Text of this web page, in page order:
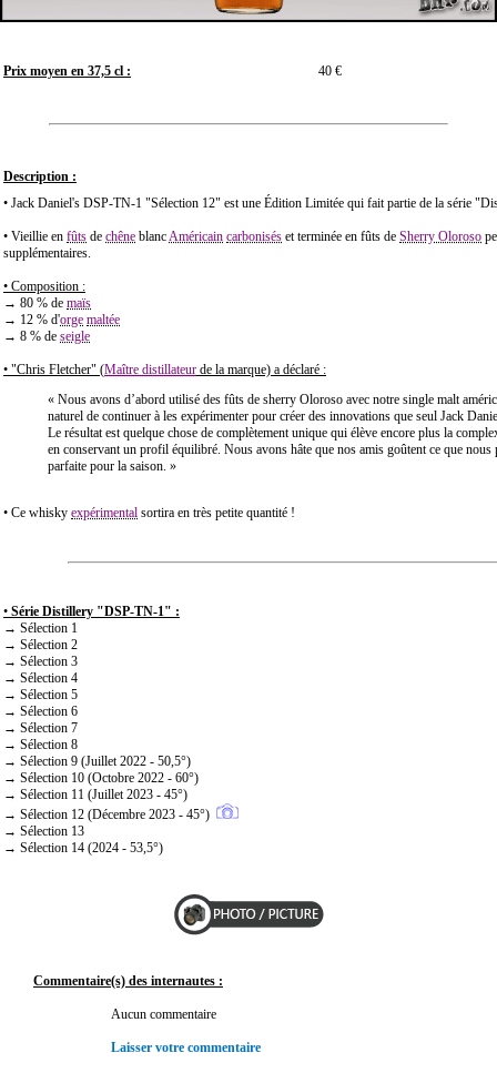
Prix moyen en 37,5 cl : 40 €
Description :
• Jack Daniel's DSP-TN-1 "Sélection 12" est une Édition Limitée qui fait partie de la série
• Vieillie en fûts de chêne blancAméricain carbonisés et terminée en fûts de Sherry Oloroso
supplémentaires.
• Composition :
→ 80 % de maïs
→ 12 % d'orge maltée
→ 8 % de seigle
• "Chris Fletcher" (Maître distillateur de la marque) a déclaré :
« Nous avons d’abord utilisé des fûts de sherry Oloroso avec notre single malt
naturel de continuer à les expérimenter pour créer des innovations que seul Jack
Le résultat est quelque chose de complètement unique qui élève encore plus la
en conservant un profil équilibré. Nous avons hâte que nos amis goûtent ce que nous
parfaite pour la saison. »
• Ce whisky expérimental sortira en très petite quantité !
• Série Distillery "DSP-TN-1" :
→ Sélection 1
→ Sélection 2
→ Sélection 3
→ Sélection 4
→ Sélection 5
→ Sélection 6
→ Sélection 7
→ Sélection 8
→ Sélection 9 (Juillet 2022 - 50,5°)
→ Sélection 10 (Octobre 2022 - 60°)
→ Sélection 11 (Juillet 2023 - 45°)
→ Sélection 12 (Décembre 2023 - 45°)
→ Sélection 13
→ Sélection 14 (2024 - 53,5°)
Commentaire(s) des internautes :
Aucun commentaire
Laisser votre commentaire